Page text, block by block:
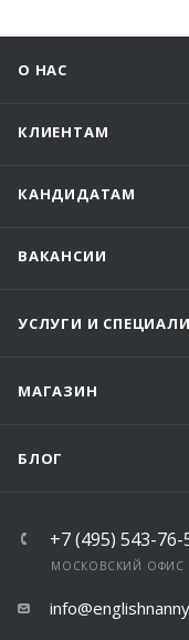
О НАС
КЛИЕНТАМ
КАНДИДАТАМ
ВАКАНСИИ
УСЛУГИ И
МАГАЗИН
БЛОГ
+7 (495) 543-76-
МОСКОВСКИЙ ОФИС